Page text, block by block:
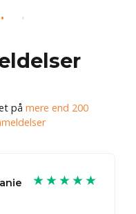
på mere end 200
★★★★★